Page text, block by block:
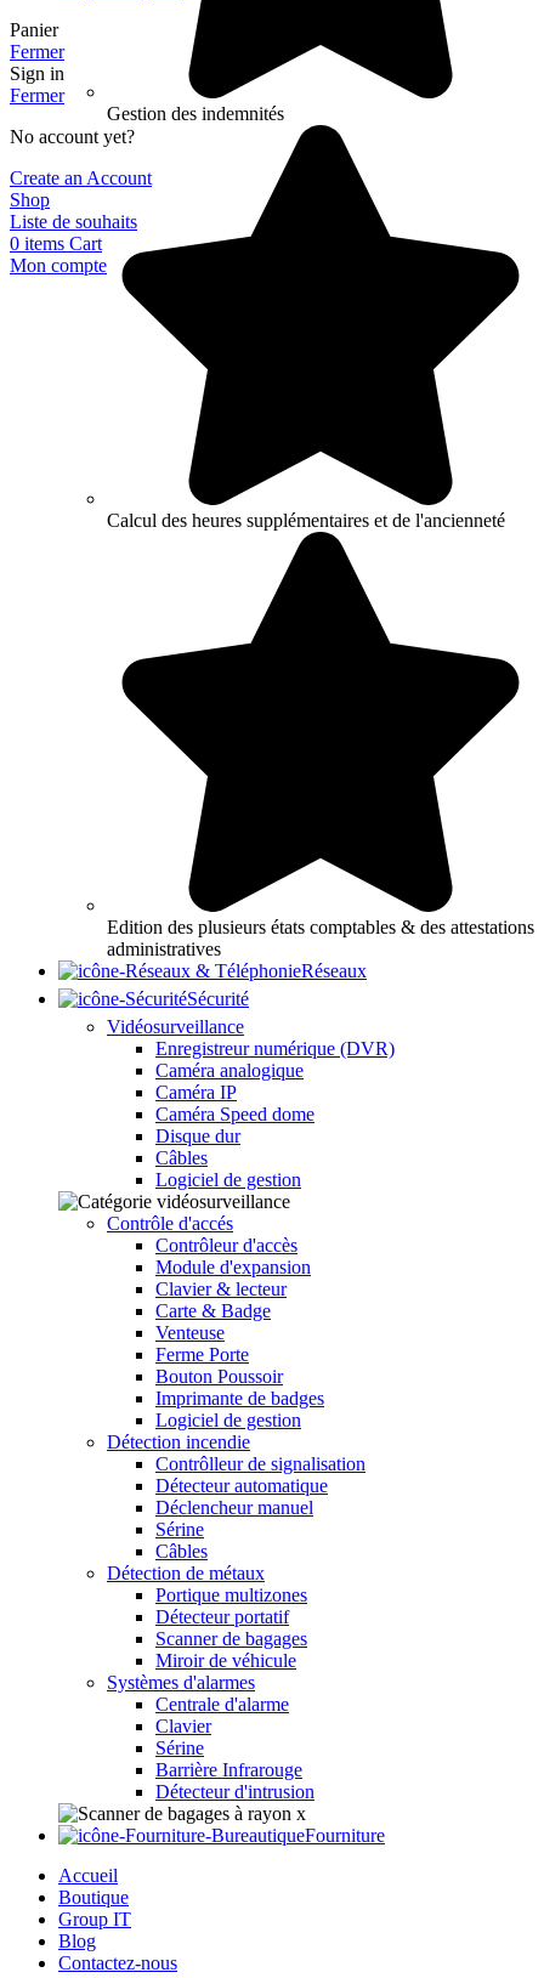
Gestion des indemnités
Calcul des heures supplémentaires et de l'ancienneté
Edition des plusieurs états comptables & des attestations
administratives
Réseaux
Sécurité
Vidéosurveillance
Enregistreur numérique (DVR)
Caméra analogique
Caméra IP
Caméra Speed dome
Disque dur
Câbles
Logiciel de gestion
Contrôle d'accés
Contrôleur d'accès
Module d'expansion
Clavier & lecteur
Carte & Badge
Venteuse
Ferme Porte
Bouton Poussoir
Imprimante de badges
Logiciel de gestion
Détection incendie
Contrôlleur de signalisation
Détecteur automatique
Déclencheur manuel
Sérine
Câbles
Détection de métaux
Portique multizones
Détecteur portatif
Scanner de bagages
Miroir de véhicule
Systèmes d'alarmes
Centrale d'alarme
Clavier
Sérine
Barrière Infrarouge
Détecteur d'intrusion
Fourniture
Accueil
Boutique
Group IT
Blog
Contactez-nous
Panier
Fermer
Sign in
Fermer
No account yet?
Create an Account
Shop
Liste de souhaits
0 items Cart
Mon compte